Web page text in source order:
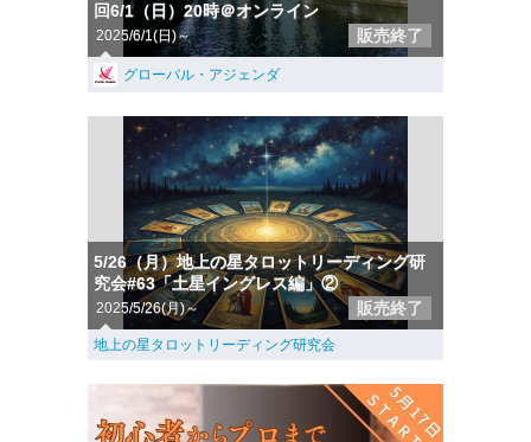
回6/1（日）20時＠オンライン
2025/6/1(日)～ 販売終了
グローバル・アジェンダ
5/26（月）地上の星タロットリーディング研
究会#63「土星イングレス編」②
2025/5/26(月)～ 販売終了
地上の星タロットリーディング研究会